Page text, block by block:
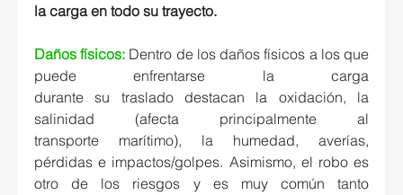
la carga en todo su trayecto.
Daños físicos: Dentro de los daños físicos a los que
puede enfrentarse la carga
durante su traslado destacan la oxidación, la
salinidad (afecta principalmente al
transporte marítimo), la humedad, averías,
pérdidas e impactos/golpes. Asimismo, el robo es
otro de los riesgos y es muy común tanto